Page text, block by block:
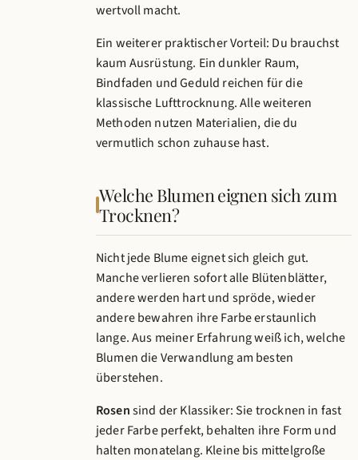
wertvoll macht.
Ein weiterer praktischer Vorteil: Du brauchst
kaum Ausrüstung. Ein dunkler Raum,
Bindfaden und Geduld reichen für die
klassische Lufttrocknung. Alle weiteren
Methoden nutzen Materialien, die du
vermutlich schon zuhause hast.
Welche Blumen eignen sich zum
Trocknen?
Nicht jede Blume eignet sich gleich gut.
Manche verlieren sofort alle Blütenblätter,
andere werden hart und spröde, wieder
andere bewahren ihre Farbe erstaunlich
lange. Aus meiner Erfahrung weiß ich, welche
Blumen die Verwandlung am besten
überstehen.
Rosensind der Klassiker: Sie trocknen in fast
jeder Farbe perfekt, behalten ihre Form und
halten monatelang. Kleine bis mittelgroße